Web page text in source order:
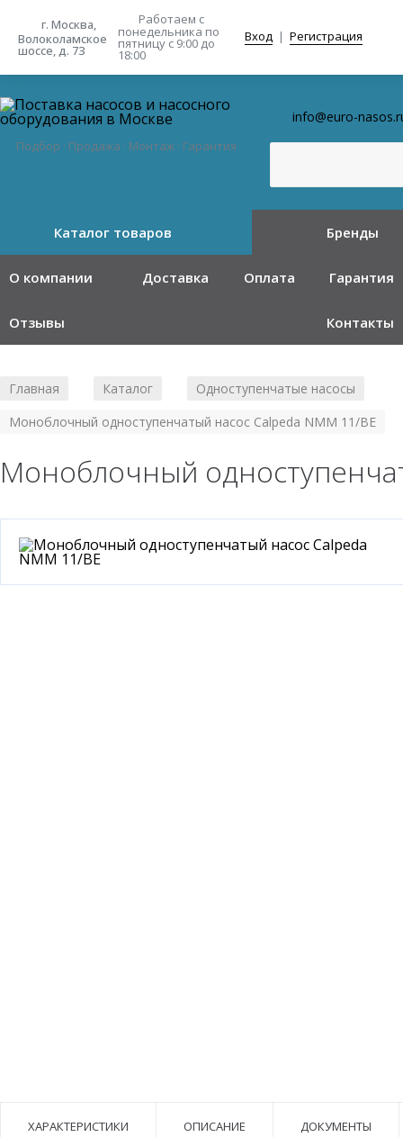
г. Москва,
Волоколамское
шоссе, д. 73
Работаем с
понедельника по
пятницу с 9:00 до
18:00
Вход | Регистрация
Подбор · Продажа · Монтаж · Гарантия
info@euro-
Каталог товаров Бренды
О компании Доставка Оплата Гарантия
Отзывы Контакты
Главная Каталог Одноступенчатые насосы
Моноблочный одноступенчатый насос Calpeda NMM 11/BE
Моноблочный
ХАРАКТЕРИСТИКИ ОПИСАНИЕ ДОКУМЕНТЫ